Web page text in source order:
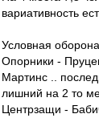
вариативность
Условная
Опорники -
Мартинс ..
лишний на 2 то
Центрзащи -